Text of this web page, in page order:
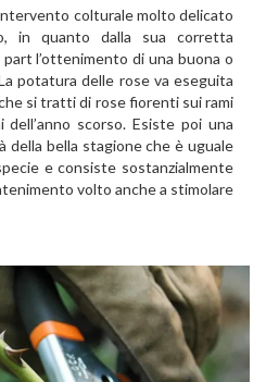
colturale molto delicato
in quanto dalla sua corretta
l’ottenimento di una buona o
potatura delle rose va eseguita
si tratti di rose fiorenti sui rami
dell’anno scorso. Esiste poi una
della bella stagione che è uguale
e consiste sostanzialmente
volto anche a stimolare